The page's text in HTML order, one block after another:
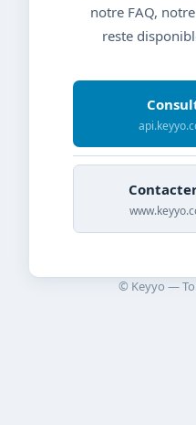
notre FAQ,
reste
© Keyyo —